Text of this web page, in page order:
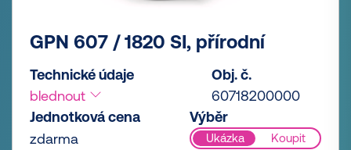
GPN 607 / 1820 SI, přírodní
Technické údaje
blednout
Obj. č.
60718200000
Jednotková cena
zdarma
Výběr
Ukázka Koupit